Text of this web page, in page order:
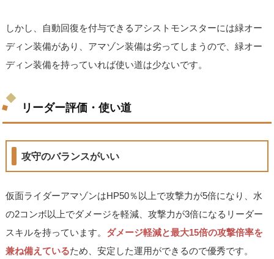
しかし、自動回復を付与できるアシストモンスターには緑オー
ディン装備があり、アマゾン装備は劣ってしまうので、緑オー
ディン装備を持っていれば使い道は少ないです。
リーダー評価・使い道
攻守のバランスがいい
仮面ライダーアマゾンはHP50％以上で攻撃力が5倍になり、水
の2コンボ以上でダメージを軽減、攻撃力が3倍になるリーダー
スキルを持っています。 ダメージ軽減と最大15倍の攻撃倍率を
兼ね備えているため、安定した運用ができるので優秀です。